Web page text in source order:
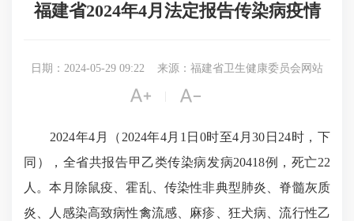
福建省2024年4月法定报告传染病疫情
日期：2024-05-29 09:22 来源：福建省卫生健康委员会网站
 
2024年4月（2024年4月1日0时至4月30日24时，下
同），全省共报告甲乙类传染病发病20418例，死亡22
人。本月除鼠疫、霍乱、传染性非典型肺炎、脊髓灰质
炎、人感染高致病性禽流感、麻疹、狂犬病、流行性乙